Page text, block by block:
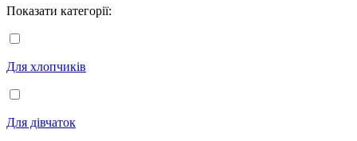
Показати категорії:
Для хлопчиків
Для дівчаток